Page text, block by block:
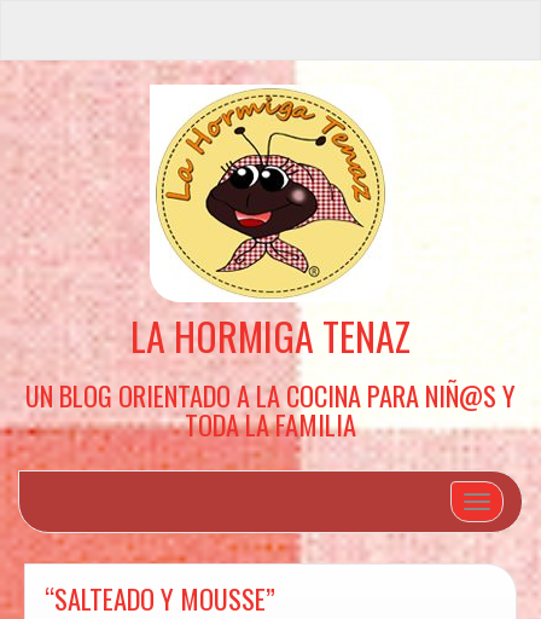
LA HORMIGA TENAZ
UN BLOG ORIENTADO A LA COCINA PARA NIÑ@S Y
TODA LA FAMILIA
Cambiar
“SALTEADO Y MOUSSE”